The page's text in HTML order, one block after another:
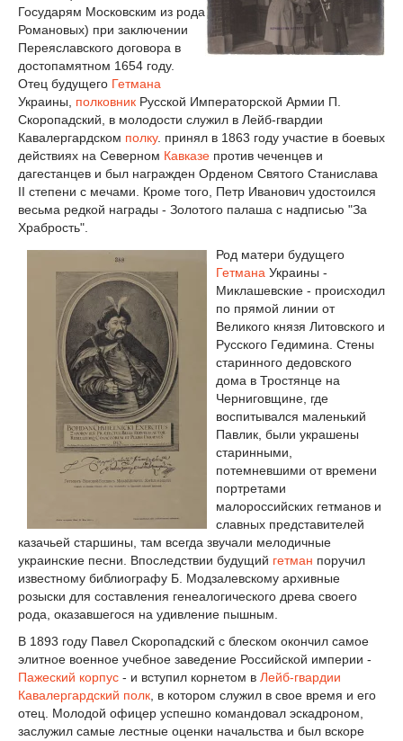
Государям Московским из рода
Романовых) при заключении
Переяславского договора в
достопамятном 1654 году.
Отец будущего Гетмана
Украины, полковник Русской Императорской Армии П.
Скоропадский, в молодости служил в Лейб-гвардии
Кавалергардском полку. принял в 1863 году участие в боевых
действиях на Северном Кавказе против чеченцев и
дагестанцев и был награжден Орденом Святого Станислава
II степени с мечами. Кроме того, Петр Иванович удостоился
весьма редкой награды - Золотого палаша с надписью "За
Храбрость".
Род матери будущего
Гетмана Украины -
Миклашевские - происходил
по прямой линии от
Великого князя Литовского и
Русского Гедимина. Стены
старинного дедовского
дома в Тростянце на
Черниговщине, где
воспитывался маленький
Павлик, были украшены
старинными,
потемневшими от времени
портретами
малороссийских гетманов и
славных представителей
казачьей старшины, там всегда звучали мелодичные
украинские песни. Впоследствии будущий гетман поручил
известному библиографу Б. Модзалевскому архивные
розыски для составления генеалогического древа своего
рода, оказавшегося на удивление пышным.
В 1893 году Павел Скоропадский с блеском окончил самое
элитное военное учебное заведение Российской империи -
Пажеский корпус - и вступил корнетом в Лейб-гвардии
Кавалергардский полк , в котором служил в свое время и его
отец. Молодой офицер успешно командовал эскадроном,
заслужил самые лестные оценки начальства и был вскоре